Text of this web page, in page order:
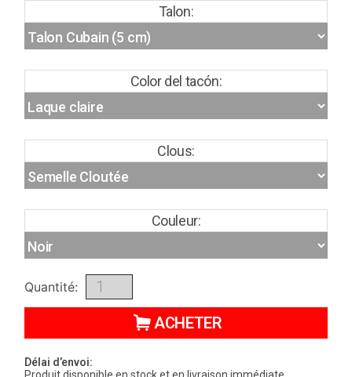
Talon:
Color del tacón:
Clous:
Couleur:
Quantité:
ACHETER
Délai d’envoi: